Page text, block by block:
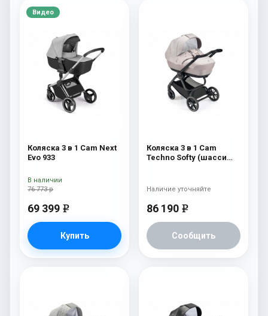
Видео
Коляска 3 в 1 Cam Next
Evo 933
76 773 р
69 399 e
Купить
В наличии
Коляска 3 в 1 Cam
Techno Softy (шасси
86 190 e
Сообщить
Наличие уточняйте